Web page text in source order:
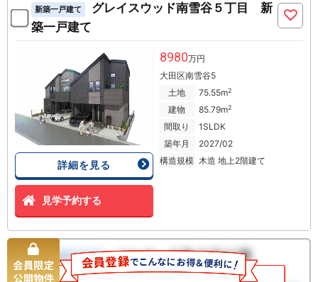
新築一戸建て
グレイスウッド南雪谷５丁目 新
築一戸建て
詳細を見る
見学予約する
8980万円
大田区南雪谷5
土地
75.55m2
建物 85.79m2
間取り
1SLDK
築年月
2027/02
構造規模 木造 地上2階建て